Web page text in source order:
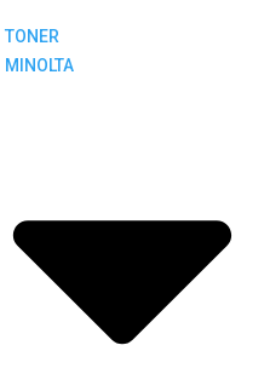
TONER
MINOLTA